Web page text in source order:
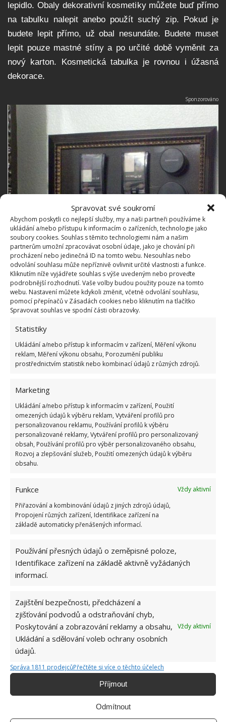
Spravovat své soukromí
Abychom poskytli co nejlepší služby, my a naši partneři používáme k
ukládání a/nebo přístupu k informacím o zařízeních, technologie jako
soubory cookies. Souhlas s těmito technologiemi nám a našim
partnerům umožní zpracovávat osobní údaje, jako je chování při
procházení nebo jedinečná ID na tomto webu. Nesouhlas nebo
odvolání souhlasu může nepříznivě ovlivnit určité vlastnosti a funkce.
Kliknutím níže vyjádřete souhlas s výše uvedeným nebo proveďte
podrobnější rozhodnutí. Vaše volby budou použity pouze na tomto
webu. Nastavení můžete kdykoli změnit, včetně odvolání souhlasu,
pomocí přepínačů v Zásadách cookies nebo kliknutím na tlačítko
Spravovat souhlas ve spodní části obrazovky.
Statistiky
Ukládání a/nebo přístup k informacím v zařízení, Měření výkonu
reklam, Měření výkonu obsahu, Porozumění publiku
prostřednictvím statistik nebo kombinací údajů z různých zdrojů.
Marketing
Ukládání a/nebo přístup k informacím v zařízení, Použití
omezených údajů k výběru reklam, Vytváření profilů pro
personalizovanou reklamu, Používání profilů k výběru
personalizované reklamy, Vytváření profilů pro personalizovaný
obsah, Používání profilů pro výběr personalizovaného obsahu,
Rozvoj a zlepšování služeb, Použití omezených údajů k výběru
obsahu.
Funkce
Vždy aktivní
Přiřazování a kombinování údajů z jiných zdrojů údajů,
Propojení různých zařízení, Identifikace zařízení na
základě automaticky přenášených informací.
Používání přesných údajů o zeměpisné poloze,
Identifikace zařízení na základě aktivně vyžádaných
informací.
Zajištění bezpečnosti, předcházení a
zjišťování podvodů a odstraňování chyb,
Poskytování a zobrazování reklamy a obsahu,
Ukládání a sdělování voleb ochrany osobních
údajů.
Vždy aktivní
Správa 1811 prodejcůPřečtěte si více o těchto účelech
Příjmout
Odmítnout
lepidlo. Obaly dekorativní kosmetiky můžete buď přímo
na tabulku nalepit anebo použít suchý zip. Pokud je
budete lepit přímo, už obal nesundáte. Budete muset
lepit pouze mastné stíny a po určité době vyměnit za
nový karton. Kosmetická tabulka je rovnou i úžasná
dekorace.
Košíky
Namísto klasických poliček můžete použít i proutěné
nebo plastové košíky či dřevěné bedýnky. Vhodné jsou
spíš pro ukládání lehkých věcí, jako jsou osušky,
ručníky, žínky, koupelnové doplňky.